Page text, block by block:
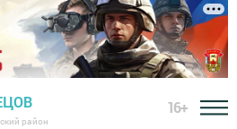
район
16+